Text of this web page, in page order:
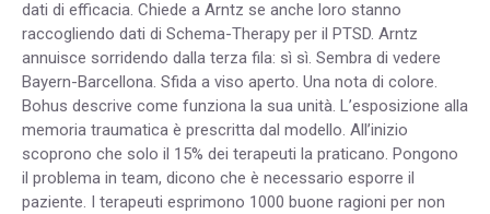
dati di efficacia. Chiede a Arntz se anche loro stanno
raccogliendo dati di Schema-Therapy per il PTSD. Arntz
annuisce sorridendo dalla terza fila: sì sì. Sembra di vedere
Bayern-Barcellona. Sfida a viso aperto. Una nota di colore.
Bohus descrive come funziona la sua unità. L’esposizione alla
memoria traumatica è prescritta dal modello. All’inizio
scoprono che solo il 15% dei terapeuti la praticano. Pongono
il problema in team, dicono che è necessario esporre il
paziente. I terapeuti esprimono 1000 buone ragioni per non